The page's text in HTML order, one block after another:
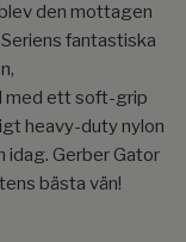
den mottagen
fantastiska
med ett soft-grip
heavy-duty nylon
idag. Gerber Gator
bästa vän!